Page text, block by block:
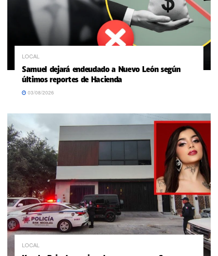
LOCAL
Samuel dejará endeudado a Nuevo León según
últimos reportes de Hacienda
03/08/2026
LOCAL